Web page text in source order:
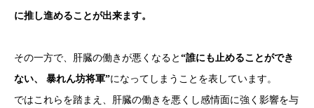
に推し進めることが出来ます。
その一方で、肝臓の働きが悪くなると “誰にも止めることができ
ない、 暴れん坊将軍”になってしまうことを表しています。
ではこれらを踏まえ、肝臓の働きを悪くし感情面に強く影響を与